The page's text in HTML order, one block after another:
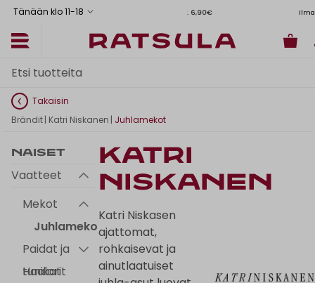
Tänään klo 11-18 Ilmainen toimitus Manner-
Takaisin
Brändit| Katri Niskanen | Juhlamekot
Naiset
Vaatteet
Mekot
Juhlamekot
Paidat ja
tunikat
Haalarit
Katri
Niskanen
Katri Niskasen
ajattomat,
rohkaisevat ja
ainutlaatuiset